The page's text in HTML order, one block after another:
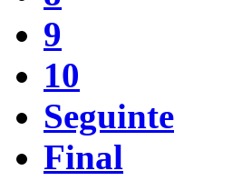
9
10
Seguinte
Final